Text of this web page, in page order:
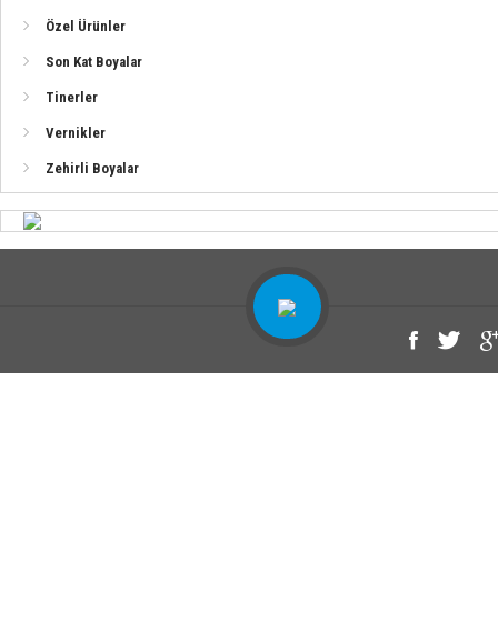
Ahşap Tekneler İçin Sistem (Epoksi-Elyaf)
Ahşap Tekneler İçin Sistem (Epoksi-Elyafsız)
Ahşap Yüzeyler İçin Vernik Uygulaması (Poliüretan)
Fiber Tekneler İçin Sistem (Jelcot Üzerine)
Özel Ürünler
Son Kat Boyalar
Tinerler
Vernikler
Zehirli Boyalar